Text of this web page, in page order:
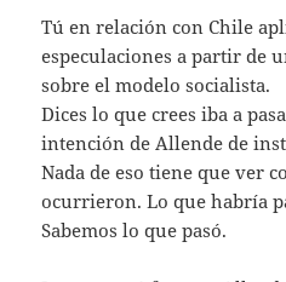
Tú en relación con Chile
especulaciones a partir de
sobre el modelo socialista.
Dices lo que crees iba a
intención de Allende de
Nada de eso tiene que ver
ocurrieron. Lo que habría
Sabemos lo que pasó.